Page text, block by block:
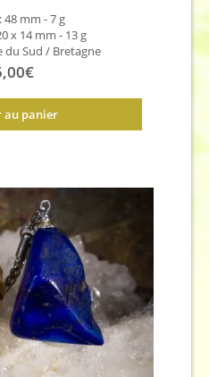
48 mm - 7 g
x 14 mm - 13 g
du Sud / Bretagne
€
au panier